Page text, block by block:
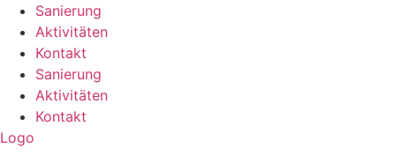
Sanierung
Aktivitäten
Kontakt
Sanierung
Aktivitäten
Kontakt
Logo